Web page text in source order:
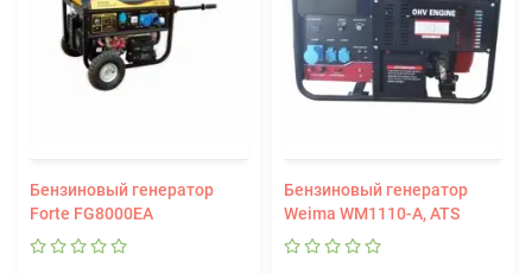
Бензиновый генератор
Forte FG8000EA
Бензиновый генератор
Weima WM1110-A, ATS